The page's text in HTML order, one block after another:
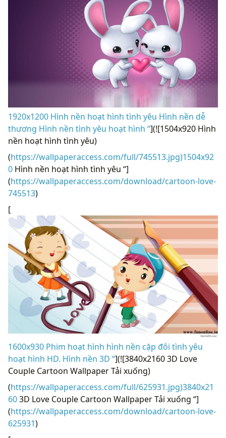
1920x1200 Hình nền hoạt hình tình yêu Hình nền dễ
thương Hình nền tình yêu hoạt hình “](![1504x920 Hình
nền hoạt hình tình yêu)
(https://wallpaperaccess.com/full/745513.jpg)1504x92
0 Hình nền hoạt hình tình yêu “]
(https://wallpaperaccess.com/download/cartoon-love-
745513)
[
1600x930 Phim hoạt hình hình nền cặp đôi tình yêu
hoạt hình HD. Hình nền 3D “](![3840x2160 3D Love
Couple Cartoon Wallpaper Tải xuống)
(https://wallpaperaccess.com/full/625931.jpg)3840x21
603D Love Couple Cartoon Wallpaper Tải xuống “]
(https://wallpaperaccess.com/download/cartoon-love-
625931)